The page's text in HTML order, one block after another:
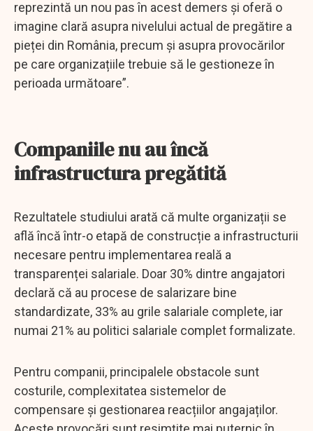
reprezintă un nou pas în acest demers și oferă o
imagine clară asupra nivelului actual de pregătire a
pieței din România, precum și asupra provocărilor
pe care organizațiile trebuie să le gestioneze în
perioada următoare”.
Companiile nu au încă
infrastructura pregătită
Rezultatele studiului arată că multe organizații se
află încă într-o etapă de construcție a infrastructurii
necesare pentru implementarea reală a
transparenței salariale. Doar 30% dintre angajatori
declară că au procese de salarizare bine
standardizate, 33% au grile salariale complete, iar
numai 21% au politici salariale complet formalizate.
Pentru companii, principalele obstacole sunt
costurile, complexitatea sistemelor de
compensare și gestionarea reacțiilor angajaților.